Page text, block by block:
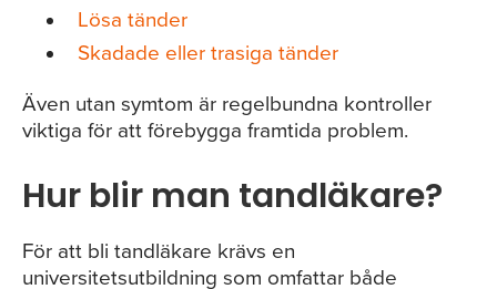
Lösa tänder
Skadade eller trasiga tänder
Även utan symtom är regelbundna kontroller
viktiga för att förebygga framtida problem.
Hur blir man tandläkare?
För att bli tandläkare krävs en
universitetsutbildning som omfattar både